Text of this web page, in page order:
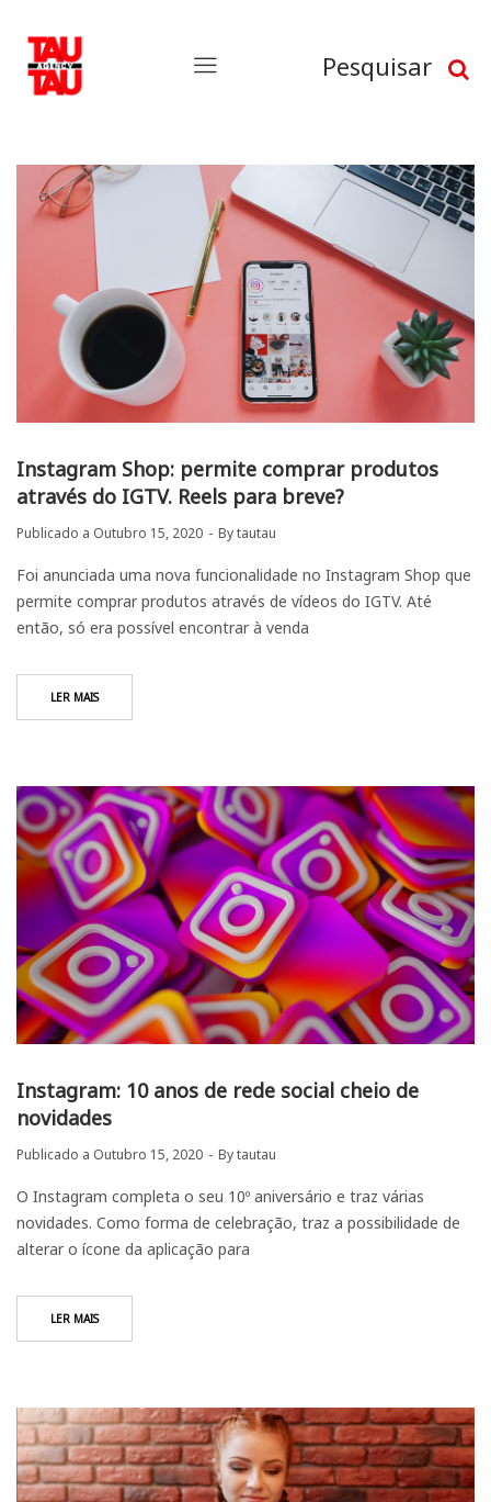
Pesquisar
Instagram Shop: permite comprar produtos
através do IGTV. Reels para breve?
Publicado a Outubro 15, 2020 Bytautau
Foi anunciada uma nova funcionalidade no Instagram Shop que
permite comprar produtos através de vídeos do IGTV. Até
então, só era possível encontrar à venda
LER MAIS
Instagram: 10 anos de rede social cheio de
novidades
Publicado a Outubro 15, 2020 Bytautau
O Instagram completa o seu 10º aniversário e traz várias
novidades. Como forma de celebração, traz a possibilidade de
alterar o ícone da aplicação para
LER MAIS